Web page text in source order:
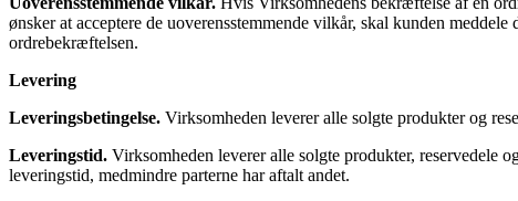
ønsker at acceptere de uoverensstemmende vilkår, skal kunden
ordrebekræftelsen.
Levering
Leveringsbetingelse. Virksomheden leverer alle solgte produkter og
Leveringstid. Virksomheden leverer alle solgte produkter, reservedele
leveringstid, medmindre parterne har aftalt andet.